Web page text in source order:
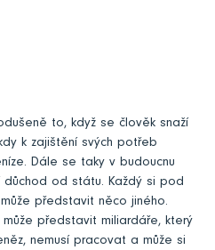
to, když se člověk snaží
k zajištění svých potřeb
Dále se taky v budoucnu
od státu. Každý si pod
představit něco jiného.
představit miliardáře, který
nemusí pracovat a může si